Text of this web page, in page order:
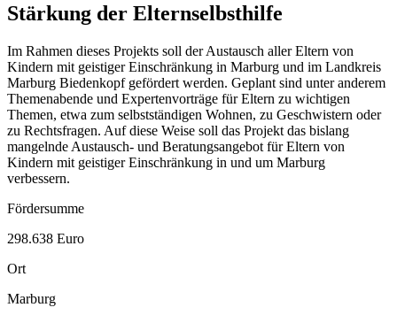
Stärkung der Elternselbsthilfe
Im Rahmen dieses Projekts soll der Austausch aller Eltern von
Kindern mit geistiger Einschränkung in Marburg und im Landkreis
Marburg Biedenkopf gefördert werden. Geplant sind unter anderem
Themenabende und Expertenvorträge für Eltern zu wichtigen
Themen, etwa zum selbstständigen Wohnen, zu Geschwistern oder
zu Rechtsfragen. Auf diese Weise soll das Projekt das bislang
mangelnde Austausch- und Beratungsangebot für Eltern von
Kindern mit geistiger Einschränkung in und um Marburg
verbessern.
Fördersumme
298.638 Euro
Ort
Marburg